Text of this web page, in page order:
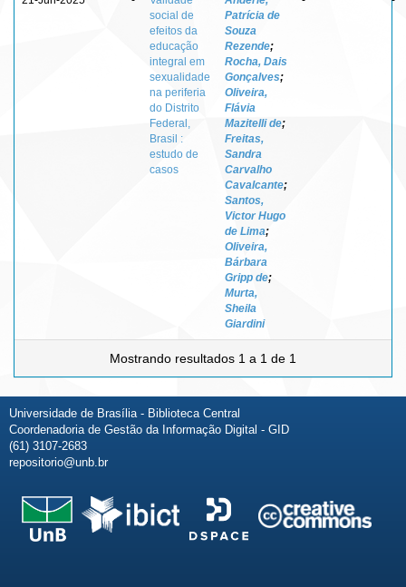
social de
efeitos da
educação
integral em
sexualidade
na periferia
do Distrito
Federal,
Brasil :
estudo de
casos
Patrícia de
Souza
Rezende;
Rocha, Dais
Gonçalves;
Oliveira,
Flávia
Mazitelli de;
Freitas,
Sandra
Carvalho
Cavalcante;
Santos,
Victor Hugo
de Lima;
Oliveira,
Bárbara
Gripp de;
Murta,
Sheila
Giardini
Mostrando resultados 1 a 1 de 1
Universidade de Brasília - Biblioteca Central
Coordenadoria de Gestão da Informação Digital - GID
(61) 3107-2683
repositorio@unb.br